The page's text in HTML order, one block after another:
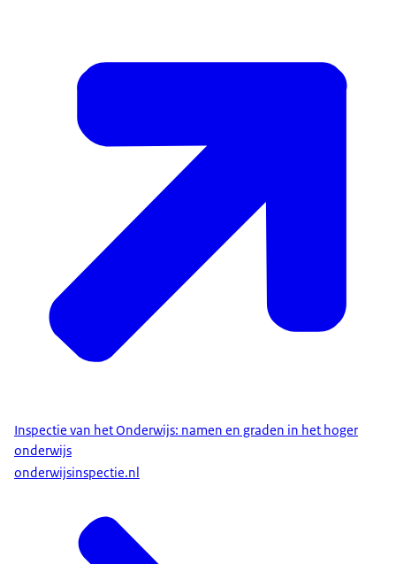
Inspectie van het Onderwijs: namen en graden in het hoger
onderwijs
onderwijsinspectie.nl